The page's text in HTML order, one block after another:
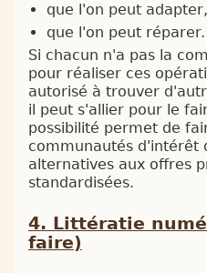
que l'on peut adapter,
que l'on peut réparer.
Si chacun n'a pas la
pour réaliser ces
autorisé à trouver
il peut s'allier pour le
possibilité permet de
communautés d'intérêt
alternatives aux offres
standardisées.
Littératie
faire)